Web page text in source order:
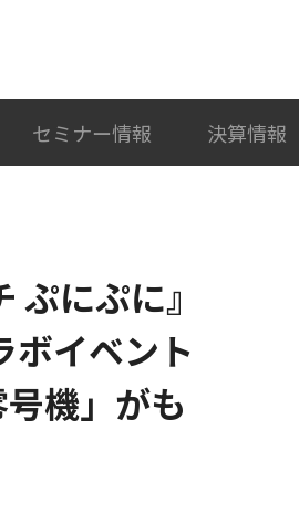
セミナー情報 決算情報
にぷに』
ボイベント
機」がも